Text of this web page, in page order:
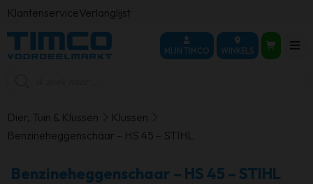
KlantenserviceVerlanglijst
MIJN TIMCO WINKELS
Dier, Tuin & Klussen
Klussen
Benzineheggenschaar – HS 45 – STIHL
Benzineheggenschaar – HS 45 – STIHL